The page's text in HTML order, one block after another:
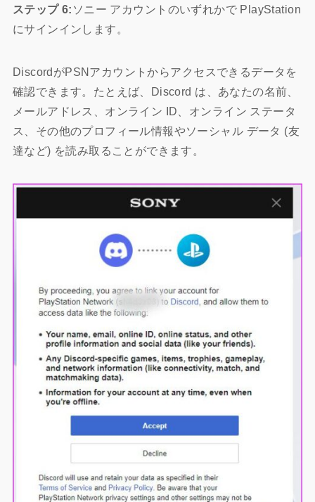
ステップ 6: ソニー アカウントのいずれかで PlayStation
にサインインします。
DiscordがPSNアカウントからアクセスできるデータを
確認できます。たとえば、Discord は、あなたの名前、
メールアドレス、オンライン ID、オンライン ステータ
ス、その他のプロフィール情報やソーシャル データ (友
達など) を読み取ることができます。